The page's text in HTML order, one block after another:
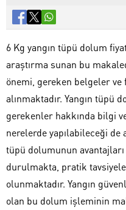
6 Kg yangın tüpü dolum
araştırma sunan bu
önemi, gereken belgeler
alınmaktadır. Yangın tüpü
gerekenler hakkında bilgi
nerelerde yapılabileceği de
tüpü dolumunun
durulmakta, pratik
olunmaktadır. Yangın
olan bu dolum işleminin